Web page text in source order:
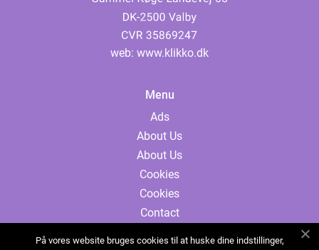
web: www.klikko.dk
Menu
Ads
About Us
About Us
Cookies
Cookies
Contact
På vores website bruges cookies til at huske dine indstillinger,